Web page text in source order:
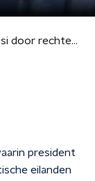
Al-Sisi door rechter teruggefloten
president
eilanden